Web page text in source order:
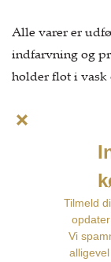
Alle varer er
indfarvning og
holder flot i
Hos Fru Skov er
som findes i et
design af
Vask ved
Øko-tex
God